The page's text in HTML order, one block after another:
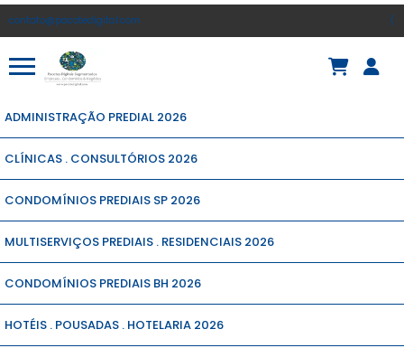
contato@pacotedigital.com (
ADMINISTRAÇÃO PREDIAL 2026
CLÍNICAS . CONSULTÓRIOS 2026
CONDOMÍNIOS PREDIAIS SP 2026
MULTISERVIÇOS PREDIAIS . RESIDENCIAIS 2026
CONDOMÍNIOS PREDIAIS BH 2026
HOTÉIS . POUSADAS . HOTELARIA 2026